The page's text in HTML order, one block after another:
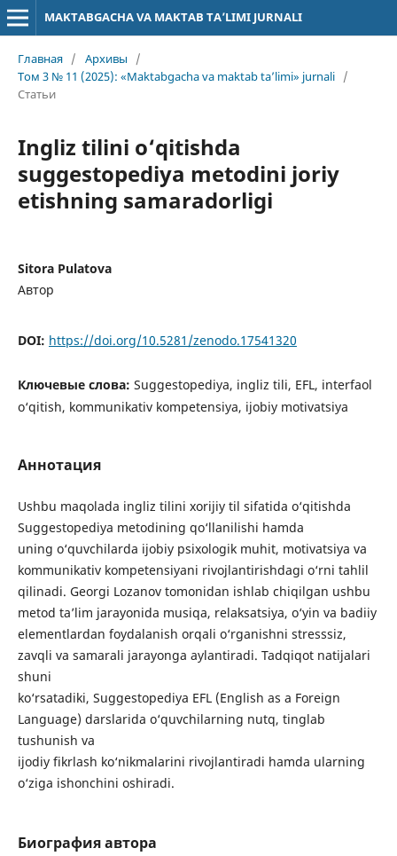
MAKTABGACHA VA MAKTAB TA’LIMI JURNALI
Главная / Архивы
/
Том 3 № 11 (2025): «Maktabgacha va maktab ta’limi» jurnali /
Статьи
Ingliz tilini o‘qitishda
suggestopediya metodini joriy
etishning samaradorligi
Sitora Pulatova
Автор
DOI: https://doi.org/10.5281/zenodo.17541320
Ключевые слова: Suggestopediya, ingliz tili, EFL, interfaol
o‘qitish, kommunikativ kompetensiya, ijobiy motivatsiya
Аннотация
Ushbu maqolada ingliz tilini xorijiy til sifatida o‘qitishda
Suggestopediya metodining qo‘llanilishi hamda
uning o‘quvchilarda ijobiy psixologik muhit, motivatsiya va
kommunikativ kompetensiyani rivojlantirishdagi o‘rni tahlil
qilinadi. Georgi Lozanov tomonidan ishlab chiqilgan ushbu
metod ta’lim jarayonida musiqa, relaksatsiya, o‘yin va badiiy
elementlardan foydalanish orqali o‘rganishni stresssiz,
zavqli va samarali jarayonga aylantiradi. Tadqiqot natijalari
shuni
ko‘rsatadiki, Suggestopediya EFL (English as a Foreign
Language) darslarida o‘quvchilarning nutq, tinglab
tushunish va
ijodiy fikrlash ko‘nikmalarini rivojlantiradi hamda ularning
o‘ziga ishonchini oshiradi.
Биография автора